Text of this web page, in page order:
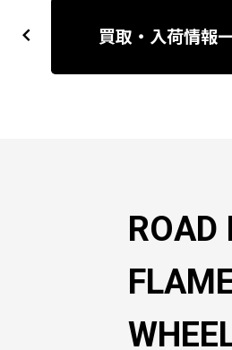
稿
previous 買取・入荷情報
ROAD